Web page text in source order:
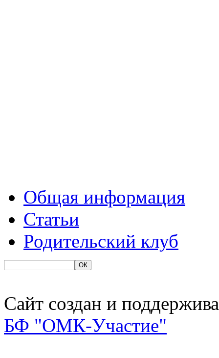
Общая информация
Статьи
Родительский клуб
Сайт создан и
БФ "ОМК-Участие"